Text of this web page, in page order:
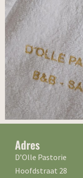
Adres
D’Olle Pastorie
Hoofdstraat 28